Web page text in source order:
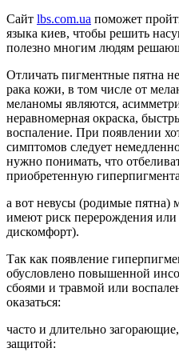
Сайт lbs.com.ua поможет
языка киев, чтобы решить
полезно многим людям
Отличать пигментные пятна
рака кожи, в том числе от
меланомы являются,
неравно­мерная окраска,
воспаление. При появлении
симптомов следует
нужно понимать, что
приобретенную
а вот невусы (родимые пятна)
имеют риск перерождения или
дискомфорт).
Так как появление
обусловлено повышенной
сбоями и травмой или
оказаться:
часто и длительно
защитой: